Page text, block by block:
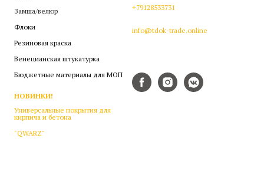
Замша/велюр
Флоки
Резиновая краска
Венецианская штукатурка
Бюджетные материалы для МОП
НОВИНКИ!
Универсальные покрытия для
кирпича и бетона
"QWARZ"
+79128533731
info@tdok-trade.online